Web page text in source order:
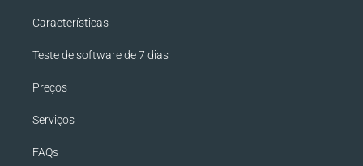
Características
Teste de software de 7 dias
Preços
Serviços
FAQs